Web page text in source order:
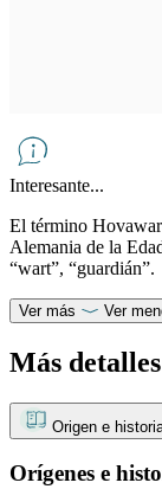
Interesante...
El término
Alemania de la
“wart”, “guardián”.
Ver más Ver
Más
Origen e
Orígenes e